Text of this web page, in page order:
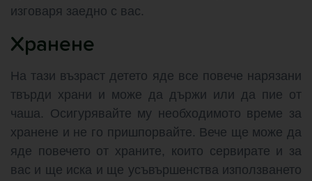
изговаря заедно с вас.
Хранене
На тази възраст детето яде все повече нарязани
твърди храни и може да държи или да пие от
чаша. Осигурявайте му необходимото време за
хранене и не го пришпорвайте. Вече ще може да
яде повечето от храните, които сервирате и за
вас и ще иска и ще усъвършенства използването